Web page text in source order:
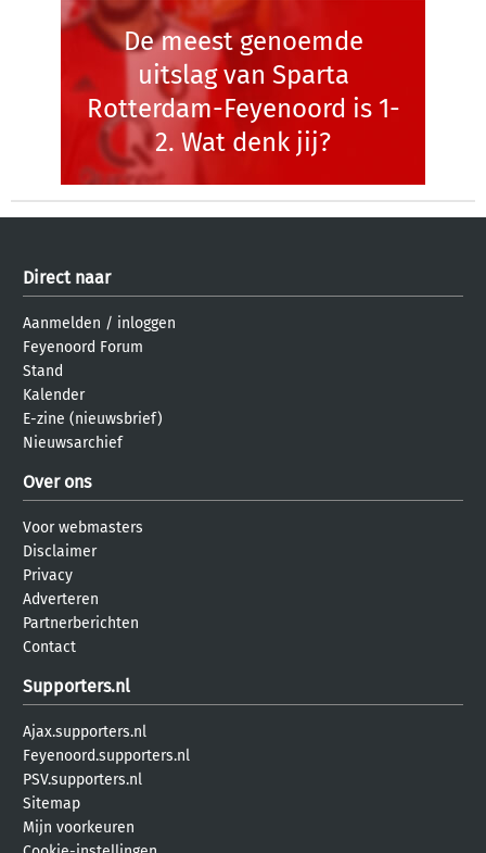
De meest genoemde
uitslag van Sparta
Rotterdam-Feyenoord is 1-
2. Wat denk jij?
Direct naar
Aanmelden / inloggen
Feyenoord Forum
Stand
Kalender
E-zine (nieuwsbrief)
Nieuwsarchief
Over ons
Voor webmasters
Disclaimer
Privacy
Adverteren
Partnerberichten
Contact
Supporters.nl
Ajax.supporters.nl
Feyenoord.supporters.nl
PSV.supporters.nl
Sitemap
Mijn voorkeuren